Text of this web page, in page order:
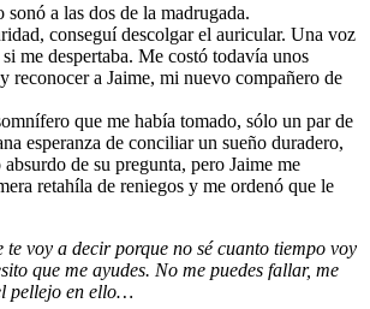
a las dos de la madrugada.
conseguí descolgar el auricular. Una voz
me despertaba. Me costó todavía unos
reconocer a Jaime, mi nuevo compañero de
que me había tomado, sólo un par de
esperanza de conciliar un sueño duradero,
de su pregunta, pero Jaime me
retahíla de reniegos y me ordenó que le
te voy a decir porque no sé cuanto tiempo voy
que me ayudes. No me puedes fallar, me
pellejo en ello…